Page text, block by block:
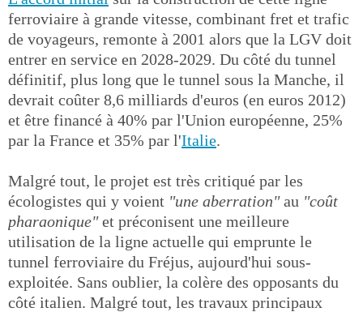
ferroviaire à grande vitesse, combinant fret et trafic
de voyageurs, remonte à 2001 alors que la LGV doit
entrer en service en 2028-2029. Du côté du tunnel
définitif, plus long que le tunnel sous la Manche, il
devrait coûter 8,6 milliards d'euros (en euros 2012)
et être financé à 40% par l'Union européenne, 25%
par la France et 35% par l'Italie.
Malgré tout, le projet est très critiqué par les
écologistes qui y voient "une aberration"au "coût
pharaonique"et préconisent une meilleure
utilisation de la ligne actuelle qui emprunte le
tunnel ferroviaire du Fréjus, aujourd'hui sous-
exploitée. Sans oublier, la colère des opposants du
côté italien. Malgré tout, les travaux principaux